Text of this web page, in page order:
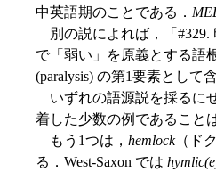
中英語期のことである．
別の説によれば，「#329.
で「弱い」を原義とする語
(paralysis) の第1要素として
いずれの語源説を採るに
着した少数の例であること
もう1つは， hemlock（ド
る．West-Saxon では